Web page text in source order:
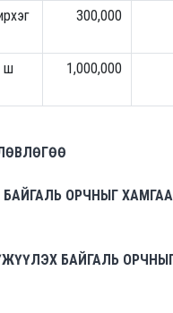
300,000
ш 1,000,000
ОРЧНЫГ
БАЙГАЛЬ